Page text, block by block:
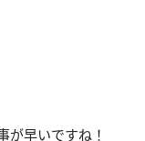
が早いですね！